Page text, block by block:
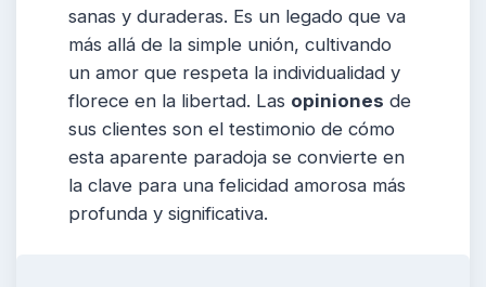
sanas y duraderas. Es un legado que va
más allá de la simple unión, cultivando
un amor que respeta la individualidad y
florece en la libertad. Las opiniones de
sus clientes son el testimonio de cómo
esta aparente paradoja se convierte en
la clave para una felicidad amorosa más
profunda y significativa.